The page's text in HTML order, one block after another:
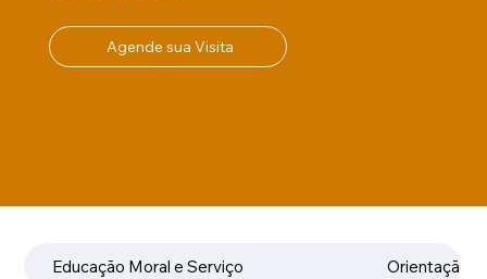
Agende sua Visita
Educação Moral e Serviço Orientação